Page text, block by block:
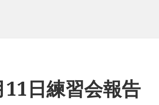
11日練習会報告